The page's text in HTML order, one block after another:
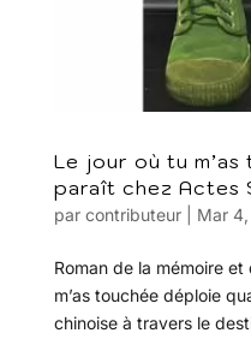
Le jour où tu m’as
paraît chez Actes
par contributeur| Mar
Roman de la mémoire
m’as touchée déploie
chinoise à travers le